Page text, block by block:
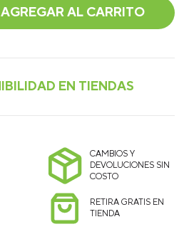
AGREGAR AL CARRITO
CAMBIOS Y
DEVOLUCIONES SIN
COSTO
RETIRA GRATIS EN
TIENDA